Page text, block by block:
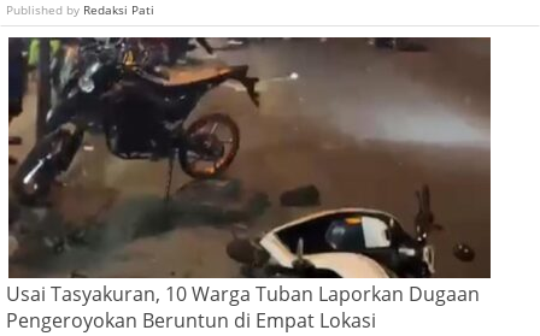
Published by Redaksi Pati
Usai Tasyakuran, 10 Warga Tuban Laporkan Dugaan
Pengeroyokan Beruntun di Empat Lokasi